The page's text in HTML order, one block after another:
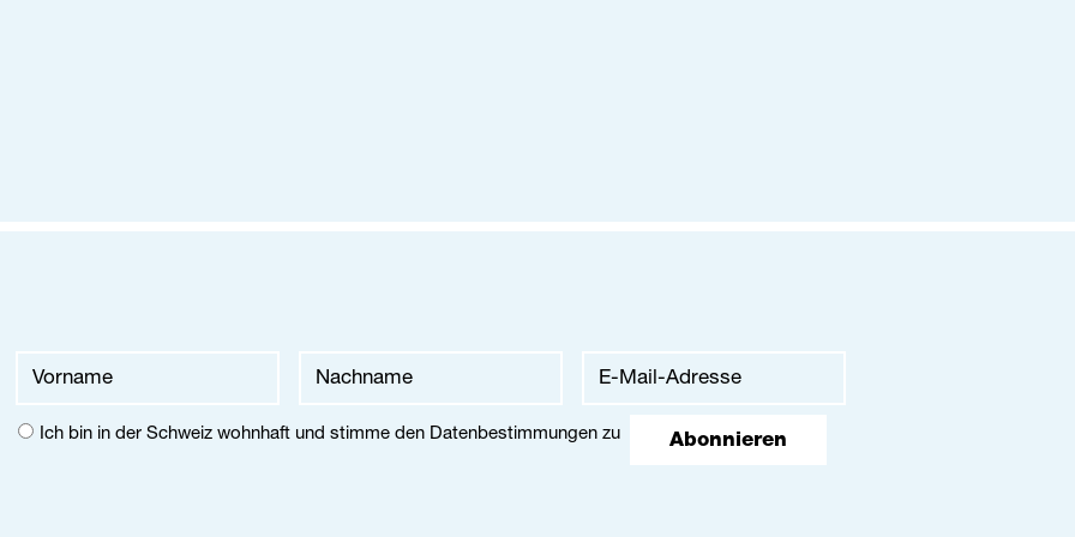
Abonnieren
Ich bin in der Schweiz wohnhaft und stimme den Datenbestimmungenzu